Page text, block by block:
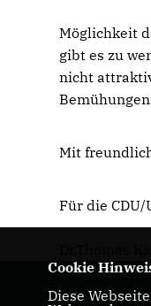
Möglichkeit
gibt es zu
nicht
Mit
Für die
Cookie
Diese